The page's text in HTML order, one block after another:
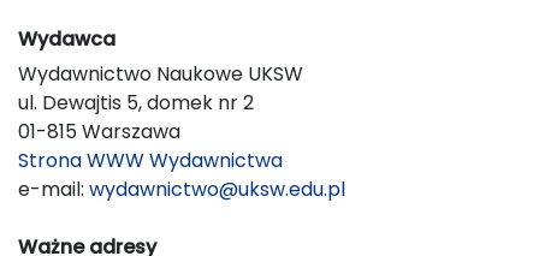
Wydawca
Wydawnictwo Naukowe UKSW
ul. Dewajtis 5, domek nr 2
01-815 Warszawa
Strona WWW Wydawnictwa
e-mail: wydawnictwo@uksw.edu.pl
Ważne adresy